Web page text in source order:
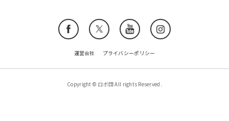
運営会社 プライバシーポリシー
Copyright © ロボ団 All rights Reserved.